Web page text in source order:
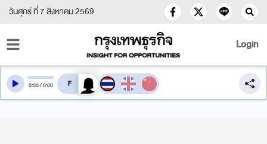
วันศุกร์ ที่ 7 สิงหาคม 2569
Login
0:00/0:00 สลับเสียงอ่าน